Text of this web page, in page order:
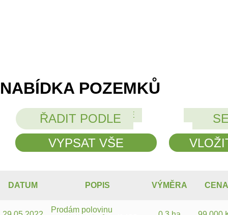
NABÍDKA POZEMKŮ
ŘADIT PODLE
VYPSAT VŠE
ŘADIT PODLE
DATUM POPIS VÝMĚRA CENA
Prodám polovinu